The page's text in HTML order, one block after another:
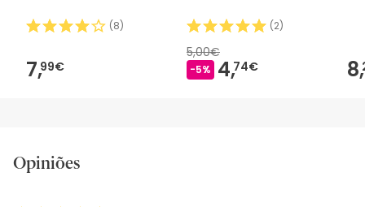
(8)
7,99€
(2)
5,00€
-5% 4,74€ 8,
Opiniões